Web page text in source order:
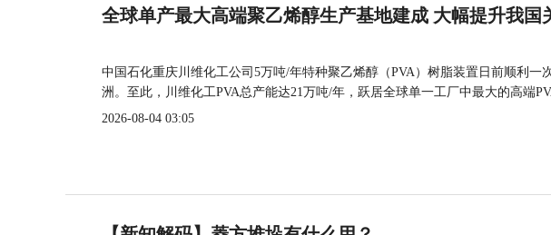
全球单产最大高端聚乙烯醇生产基地建成 大幅提升我国
中国石化重庆川维化工公司5万吨/年特种聚乙烯醇（PVA）树脂装置日前顺利一
洲。至此，川维化工PVA总产能达21万吨/年，跃居全球单一工厂中最大的高端
2026-08-04 03:05